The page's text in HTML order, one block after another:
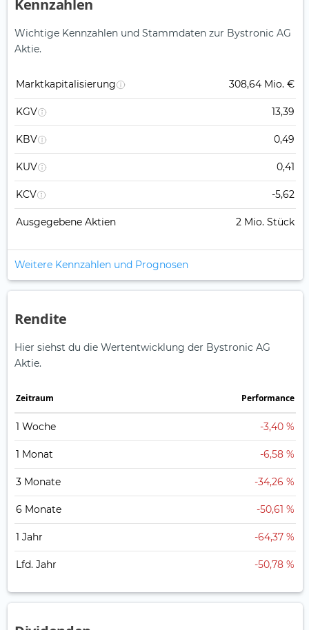
Kennzahlen
Wichtige Kennzahlen und Stammdaten zur Bystronic AG
Aktie.
Marktkapitalisierung 308,64 Mio. €
KGV 13,39
KBV 0,49
KUV 0,41
KCV -5,62
Ausgegebene Aktien 2 Mio. Stück
Weitere Kennzahlen und Prognosen
Rendite
Hier siehst du die Wertentwicklung der Bystronic AG
Aktie.
Zeitraum Perfor­mance
1 Woche -3,40 %
1 Monat -6,58 %
3 Monate -34,26 %
6 Monate -50,61 %
1 Jahr -64,37 %
Lfd. Jahr -50,78 %